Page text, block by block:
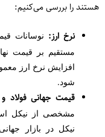
هستند را بررسی می‌کنیم:
نرخ ارز: نوسانات
مستقیم بر قیمت
افزایش نرخ ارز
‌شود.
قیمت جهانی فولاد
مشخصی از نیکل
نیکل در بازار